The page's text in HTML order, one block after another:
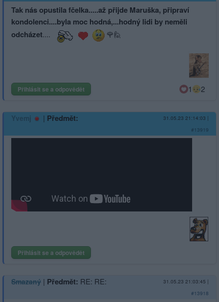
Tak nás opustila fčelka.....až přijde Maruška, připraví
kondolenci....byla moc hodná,...hodný lidi by neměli
odcházet.... 🌹🙋
Přihlásit se a odpovědět 1 2
Yvemj | Předmět: 31.05.23 21:14:03 |
#13919
Přihlásit se a odpovědět
Smazaný | Předmět: RE: RE: 31.05.23 21:03:45 |
#13918